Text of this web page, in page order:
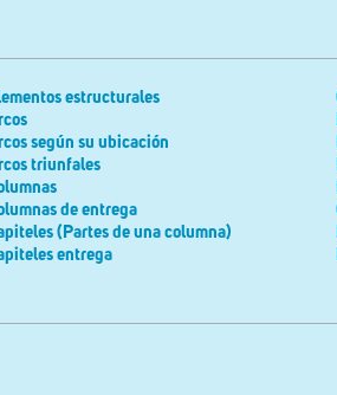
estructurales
según su ubicación
triunfales
de entrega
(Partes de una columna)
entrega